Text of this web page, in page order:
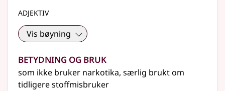
adjektiv
Vis bøyning
Betydning og bruk
som ikke bruker narkotika, særlig brukt om
tidligere stoffmisbruker